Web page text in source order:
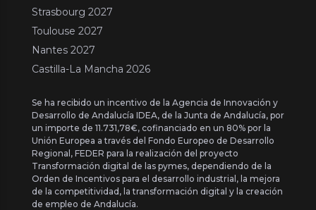
Strasbourg 2027
Toulouse 2027
Nantes 2027
Castilla-La Mancha 2026
Se ha recibido un incentivo de la Agencia de Innovación y
Desarrollo de Andalucía IDEA, de la Junta de Andalucía, por
un importe de 11.731,78€, cofinanciado en un 80% por la
Unión Europea a través del Fondo Europeo de Desarrollo
Regional, FEDER para la realización del proyecto
Transformación digital de las pymes, dependiendo de la
Orden de Incentivos para el desarrollo industrial, la mejora
de la competitividad, la transformación digital y la creación
de empleo de Andalucía.